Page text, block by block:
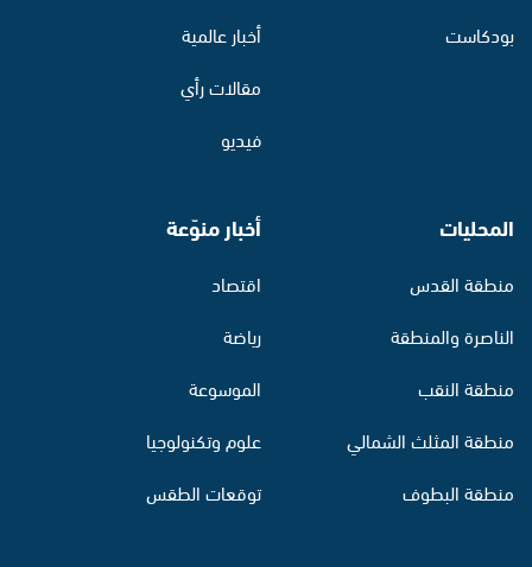
بودكاست
أخبار عالمية
مقالات رأي
فيديو
المحليات
منطقة القدس
الناصرة والمنطقة
منطقة النقب
منطقة المثلث الشمالي
منطقة البطوف
أخبار منوّعة
اقتصاد
رياضة
الموسوعة
علوم وتكنولوجيا
توقعات الطقس